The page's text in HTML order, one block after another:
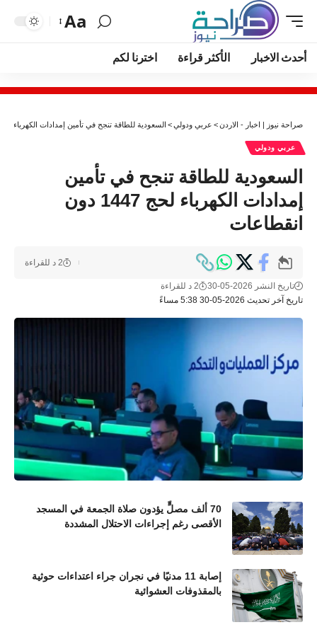
Aa
أحدث الاخبار الأكثر قراءة اخترنا لكم
صراحة نيوز | اخبار - الاردن> عربي ودولي> السعودية للطاقة تنجح في تأمين إمدادات الكهرباء لحج 1447 دون
عربي ودولي
السعودية للطاقة تنجح في تأمين
إمدادات الكهرباء لحج 1447 دون
انقطاعات
تاريخ آخر تحديث 2026-05-30 5:38 مساءً
تاريخ النشر 2026-05-30 2 د للقراءة
2 د للقراءة
70 ألف مصلٍّ يؤدون صلاة الجمعة في المسجد
الأقصى رغم إجراءات الاحتلال المشددة
إصابة 11 مدنيًا في نجران جراء اعتداءات حوثية
بالمقذوفات العشوائية